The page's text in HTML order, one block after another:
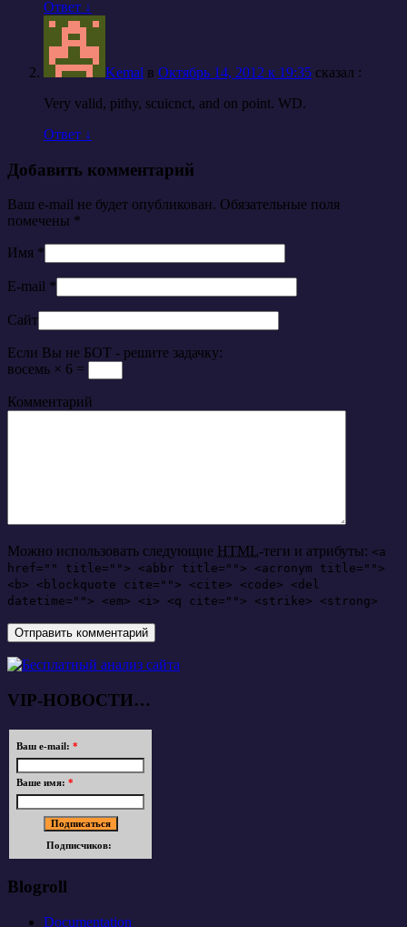
Ответ ↓
Kemal в Октябрь 14, 2012 к 19:35 cказал :
Very valid, pithy, scuicnct, and on point. WD.
Ответ ↓
Добавить комментарий
Ваш e-mail не будет опубликован. Обязательные поля
помечены *
Имя *
E-mail *
Сайт
Если Вы не БОТ - решите задачку:
восемь × 6 =
Комментарий
Можно использовать следующие HTML-теги и атрибуты: <a
href="" title=""> <abbr title=""> <acronym title="">
<b> <blockquote cite=""> <cite> <code> <del
datetime=""> <em> <i> <q cite=""> <strike> <strong>
VIP-НОВОСТИ…
Ваш e-mail: *
Ваше имя: *
Подписчиков:
Blogroll
Documentation